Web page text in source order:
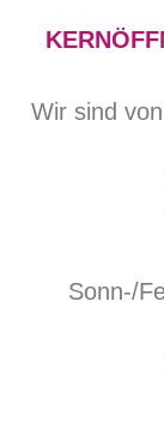
Wir sind
Sonn-/